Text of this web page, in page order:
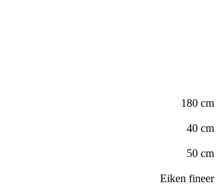
180 cm
40 cm
50 cm
Eiken fineer